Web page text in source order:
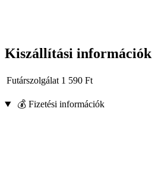
Kiszállítási információk
Futárszolgálat 1 590 Ft
💰 Fizetési információk